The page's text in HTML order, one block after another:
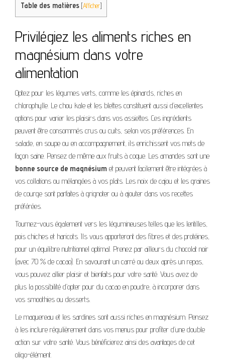
Table des matières [Afficher]
Privilégiez les aliments riches en
magnésium dans votre
alimentation
Optez pour les légumes verts, comme les épinards, riches en
chlorophylle. Le chou kale et les blettes constituent aussi d’excellentes
options pour varier les plaisirs dans vos assiettes. Ces ingrédients
peuvent être consommés crus ou cuits, selon vos préférences. En
salade, en soupe ou en accompagnement, ils enrichissent vos mets de
façon saine. Pensez de même aux fruits à coque. Les amandes sont une
bonne source de magnésium et peuvent facilement être intégrées à
vos collations ou mélangées à vos plats. Les noix de cajou et les graines
de courge sont parfaites à grignoter ou à ajouter dans vos recettes
préférées.
Tournez-vous également vers les légumineuses telles que les lentilles,
pois chiches et haricots. Ils vous apporteront des fibres et des protéines,
pour un équilibre nutritionnel optimal. Prenez par ailleurs du chocolat noir
(avec 70 % de cacao). En savourant un carré ou deux après un repas,
vous pouvez allier plaisir et bienfaits pour votre santé. Vous avez de
plus la possibilité d’opter pour du cacao en poudre, à incorporer dans
vos smoothies ou desserts.
Le maquereau et les sardines sont aussi riches en magnésium. Pensez
à les inclure régulièrement dans vos menus pour profiter d’une double
action sur votre santé. Vous bénéficierez ainsi des avantages de cet
oligo-élément.